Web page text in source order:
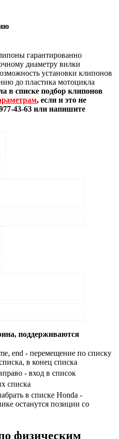
гарантированно
диаметру вилки
установки клипонов
до пластика мотоцикла
в списке подбор клипонов
, если и это не
43-63 или напишите
поддерживаются
end - перемещение по списку
в конец списка
- вход в список
списка
в списке Honda -
останутся позиции со
физическим